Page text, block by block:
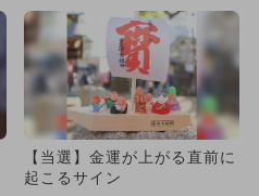
【当選】金運が上がる直前に
起こるサイン